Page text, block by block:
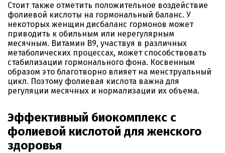
Стоит также отметить положительное воздействие
фолиевой кислоты на гормональный баланс. У
некоторых женщин дисбаланс гормонов может
приводить к обильным или нерегулярным
месячным. Витамин B9, участвуя в различных
метаболических процессах, может способствовать
стабилизации гормонального фона. Косвенным
образом это благотворно влияет на менструальный
цикл. Поэтому фолиевая кислота важна для
регуляции месячных и нормализации их объема.
Эффективный биокомплекс с
фолиевой кислотой для женского
здоровья